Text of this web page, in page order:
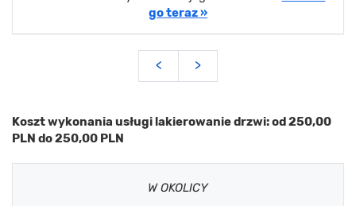
go teraz »
< >
Koszt wykonania usługi lakierowanie drzwi: od 250,00
PLN do 250,00 PLN
W OKOLICY